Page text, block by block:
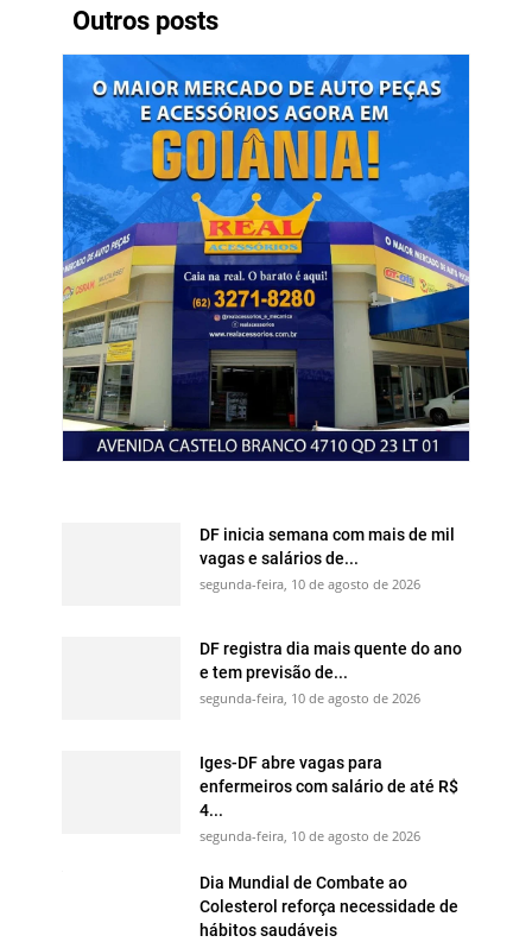
Outros posts
DF inicia semana com mais de mil
vagas e salários de...
segunda-feira, 10 de agosto de 2026
DF registra dia mais quente do ano
e tem previsão de...
segunda-feira, 10 de agosto de 2026
Iges-DF abre vagas para
enfermeiros com salário de até R$
4...
segunda-feira, 10 de agosto de 2026
Dia Mundial de Combate ao
Colesterol reforça necessidade de
hábitos saudáveis